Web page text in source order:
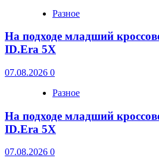
Разное
На подходе младший
ID.Era 5X
07.08.2026 0
Разное
На подходе младший
ID.Era 5X
07.08.2026 0